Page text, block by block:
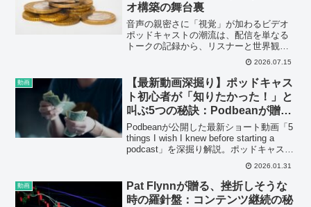
オ構築の舞台裏
音声の親密さに「視覚」が加わるビデオ
ポッドキャストの潮流は、配信を単なる
トークの記録から、リスナーと世界観を
共有するための「空間設計」へと変貌さ
2026.07.15
動画
【最新動画深掘り】ポッドキャス
ト初心者が「知りたかった！」と
叫ぶ5つの秘訣：Podbeanが贈る
実践ガイド
Podbeanが公開した最新ショート動画「5
things I wish I knew before starting a
podcast」を深掘り解説。ポッドキャスト
初心者が成功するために知っておくべき5
つの教訓と無料ツールを紹介します。
2026.01.31
動画
Pat Flynnが贈る、挫折しそうな
時の羅針盤：コンテンツ継続の秘